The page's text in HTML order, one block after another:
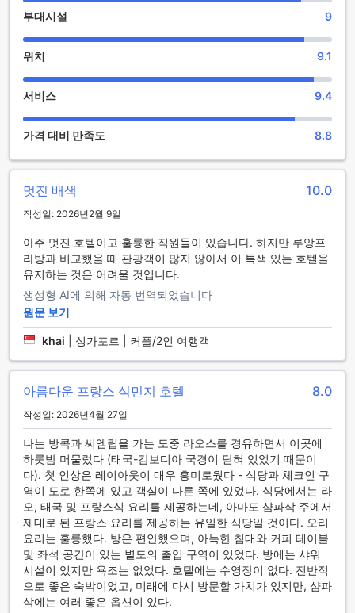
또한, 레지던스 바삭에서는 편안한 마사지와 스파 서비스를 제
적인 테라피스트들이 제공하는 다양한 마사지 옵션은 여행 중
쌓인 긴장을 해소하고, 힐링의 시간을 선사합니다. 마지막으로,
아름답게 꾸며진 정원은 산책이나 휴식을 취하기에 완벽한 장
소로, 자연과 함께하는 평온한 순간을 경험할 수 있습니다. 기념
어, 소중한 추억을 간직하는 데 도움을 줍니다.
레지던스 바삭의 스포츠 시설: 활기찬 액티비티의 천국
레지던스 바삭에서는 다양한 수상 스포츠를 즐길 수 있는 기회
를 제공합니다. 비모터화된 수상 스포츠를 통해 고요한 호수에
끽할 수 있습니다. 또한, 낚시를 좋아하는 분들을 위해 준비된
낚시 시설이 있어, 잔잔한 물가에서 조용히 시간을 보내며 여유
로운 하루를 보낼 수 있습니다.
더불어, 레지던스 바삭은 배를 대여할 수 있는 서비스도 제공하
여, 주변의 아름다운 경치를 탐험하는 특별한 시간을 선사합니
다. 액티브한 스포츠를 선호하는 분들을 위해 배드민턴 코트가
마련되어 있어 친구나 가족과 함께 즐거운 경기를 펼칠 수 있습
니다. 그리고 하이킹 트레일을 따라 걸으며 라오스의 숨겨진 자
연의 아름다움을 체험해 보세요. 레지던스 바삭은 다양한 스포
니다.
레지던스 바삭의 편리한 시설들
레지던스 바삭에서는 고객의 편안한 숙박을 위해 다양한 편의
시설을 제공하고 있습니다. 24시간 룸 서비스와 세탁 서비스는
여행 중에도 집과 같은 편안함을 느낄 수 있게 도와줍니다. 특
히, 무료 Wi-Fi가 모든 객실에서 제공되어 언제 어디서나 인터
넷을 이용할 수 있어 비즈니스 여행객이나 여가를 즐기는 손님
모두에게 최적의 환경을 제공합니다.
또한, 레지던스 바삭은 안전 금고와 컨시어지 서비스를 통해 고
객의 소중한 자산을 안전하게 보호하며, 필요한 모든 정보를 제
공합니다. 빠른 체크인 및 체크아웃 서비스와 수하물 보관 서비
스는 바쁜 일정을 가진 여행객들에게 큰 도움이 됩니다. 매일 제
부대시설 9
위치 9.1
서비스 9.4
가격 대비 만족도 8.8
멋진 배색 10.0
작성일: 2026년2월 9일
아주 멋진 호텔이고 훌륭한 직원들이 있습니다. 하지만 루앙프
라방과 비교했을 때 관광객이 많지 않아서 이 특색 있는 호텔을
유지하는 것은 어려울 것입니다.
생성형 AI에 의해 자동 번역되었습니다
원문 보기
khai 싱가포르 | 커플/2인 여행객
아름다운 프랑스 식민지 호텔 8.0
작성일: 2026년4월 27일
나는 방콕과 씨엠립을 가는 도중 라오스를 경유하면서 이곳에
하룻밤 머물렀다 (태국-캄보디아 국경이 닫혀 있었기 때문이
다). 첫 인상은 레이아웃이 매우 흥미로웠다 - 식당과 체크인 구
역이 도로 한쪽에 있고 객실이 다른 쪽에 있었다. 식당에서는 라
오, 태국 및 프랑스식 요리를 제공하는데, 아마도 샴파삭 주에서
제대로 된 프랑스 요리를 제공하는 유일한 식당일 것이다. 오리
요리는 훌륭했다. 방은 편안했으며, 아늑한 침대와 커피 테이블
및 좌석 공간이 있는 별도의 출입 구역이 있었다. 방에는 샤워
시설이 있지만 욕조는 없었다. 호텔에는 수영장이 없다. 전반적
으로 좋은 숙박이었고, 미래에 다시 방문할 가치가 있지만, 샴파
삭에는 여러 좋은 옵션이 있다.